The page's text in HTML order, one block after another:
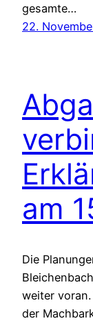
gesamte…
22.
am
Die
weiter
der